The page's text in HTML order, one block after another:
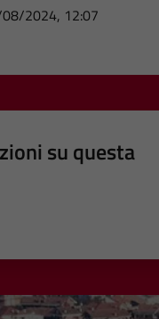
2024, 12:07
su questa